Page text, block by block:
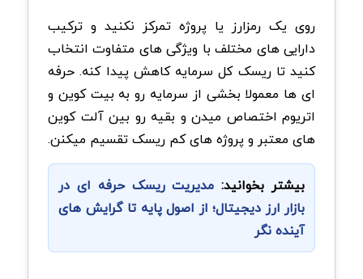
روی یک رمزارز یا پروژه تمرکز نکنید و ترکیب
دارایی های مختلف با ویژگی های متفاوت انتخاب
کنید تا ریسک کل سرمایه کاهش پیدا کنه. حرفه
ای ها معمولا بخشی از سرمایه رو به بیت کوین و
اتریوم اختصاص میدن و بقیه رو بین آلت کوین
های معتبر و پروژه های کم ریسک تقسیم میکنن.
بیشتر بخوانید: مدیریت ریسک حرفه ای در
بازار ارز دیجیتال؛ از اصول پایه تا گرایش های
آینده نگر